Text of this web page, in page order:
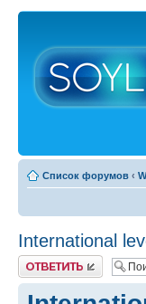
Список форумов ‹
International
Ответить